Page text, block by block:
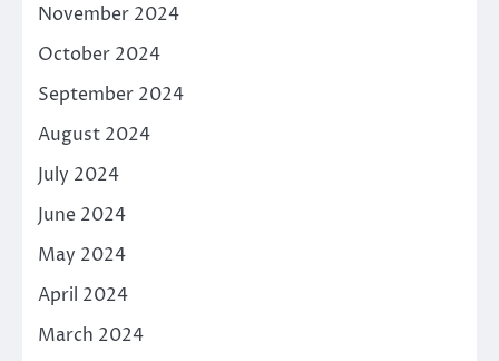
November 2024
October 2024
September 2024
August 2024
July 2024
June 2024
May 2024
April 2024
March 2024